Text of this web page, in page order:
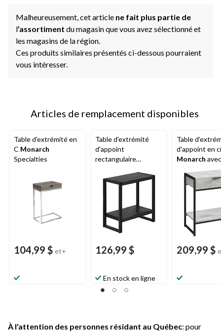
Malheureusement, cet article ne fait plus partie de
l’assortiment du magasin que vous avez sélectionné et
les magasins de la région.
Ces produits similaires présentés ci-dessous pourraient
vous intéresser.
Articles de remplacement disponibles
Table d'extrémité en
C Monarch
Specialties
104,99 $ et+
Table d'extrémité
d'appoint
rectangulaire
bois noir, 24 po
126,99 $
En stock en ligne
Table
d'appoint en
Monarch
de
24 po
209,99 $
À l'attention des personnes résidant au Québec: pour